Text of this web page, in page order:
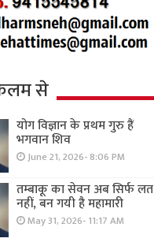
से
योग विज्ञान के प्रथम गुरु हैं
भगवान शिव
June 21, 2026- 8:06 PM
तम्बाकू का सेवन अब सिर्फ लत
नहीं, बन गयी है महामारी
May 31, 2026- 11:17 AM